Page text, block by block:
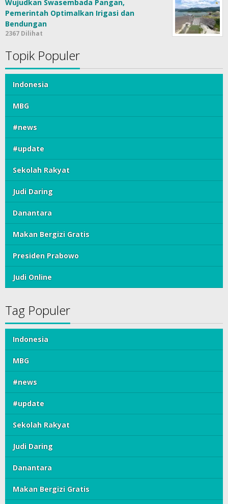
#news
#update
Sekolah Rakyat
Judi Daring
Danantara
Makan Bergizi Gratis
Presiden Prabowo
Judi Online
Tag Populer
Indonesia
MBG
#news
#update
Sekolah Rakyat
Judi Daring
Danantara
Makan Bergizi Gratis
Presiden Prabowo
Judi Online
Sumselexpres.com Indeks Berita Terms of Service